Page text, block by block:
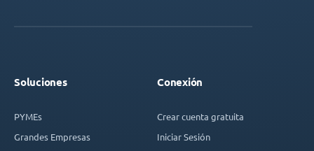
Soluciones
PYMEs
Grandes Empresas
Conexión
Crear cuenta gratuita
Iniciar Sesión